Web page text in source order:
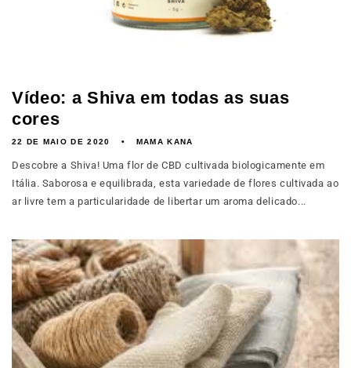
Vídeo: a Shiva em todas as suas
cores
22 DE MAIO DE 2020 MAMA KANA
Descobre a Shiva! Uma flor de CBD cultivada biologicamente em
Itália. Saborosa e equilibrada, esta variedade de flores cultivada ao
ar livre tem a particularidade de libertar um aroma delicado...